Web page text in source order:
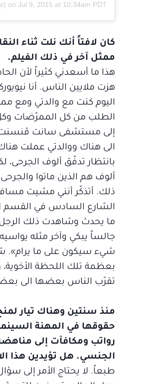
on Jul 9, 2015 at 10:34am PDT
كان لافتاً أنك نلت ثناء
ممثل آخر في ذلك الفيلم.
هذا ما أسعدني كثيراً لأن
هزت ملايين الناس. أنا
اليوم كنت مع والدتي ومع
الطلب من كل الممرّضات وكل
إلى مستشفى سانت ڤنسنت.
الى هناك ووالدتي عملت
بانتظار تدفّق ألوف الجرحى،
ألوف هم الذين ماتوا
ذلك. أتذكّر أنني مشيت
الشارع السادس في القسم
ما يحدث وشاهدت ذلك
جالساً يبكي وآخر مثله
شيء سيكون على ما يرام».
بعظمة تلك اللحظة
تقرّب الناس بعضها الى
منذ سنتين وهناك تيار
حقوقها في المهنة
رواتب ومكافآت إلى
الجنسي. هل تؤيدين هذا
طبعاً. لا يحتاج الأمر إلى